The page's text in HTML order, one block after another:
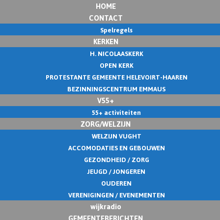
HOME
CONTACT
Spelregels
KERKEN
H. NICOLAASKERK
OPEN KERK
PROTESTANTE GEMEENTE HELEVOIRT-HAAREN
BEZINNINGSCENTRUM EMMAUS
V55+
55+ activiteiten
ZORG/WELZIJN
WELZIJN VUGHT
ACCOMODATIES EN GEBOUWEN
GEZONDHEID / ZORG
JEUGD / JONGEREN
OUDEREN
VERENIGINGEN / EVENEMENTEN
wijkradio